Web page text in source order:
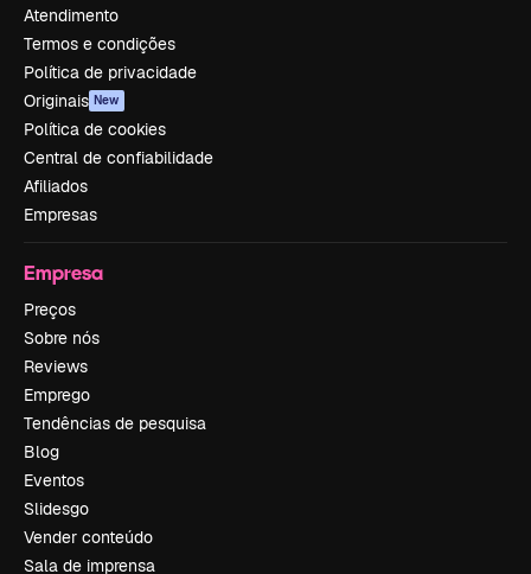
Atendimento
Termos e condições
Política de privacidade
Originais New
Política de cookies
Central de confiabilidade
Afiliados
Empresas
Empresa
Preços
Sobre nós
Reviews
Emprego
Tendências de pesquisa
Blog
Eventos
Slidesgo
Vender conteúdo
Sala de imprensa